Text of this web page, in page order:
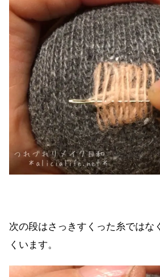
次の段はさっきすくった糸ではな
くいます。